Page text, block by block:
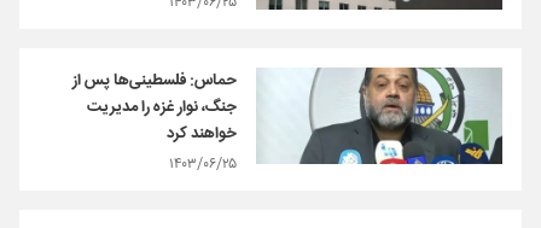
حماس: فلسطینی‌ها پس از
جنگ، نوار غزه را مدیریت
خواهند کرد
۱۴۰۳/۰۶/۲۵